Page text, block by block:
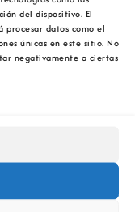
del dispositivo. El
procesar datos como el
únicas en este sitio. No
negativamente a ciertas
de la
por